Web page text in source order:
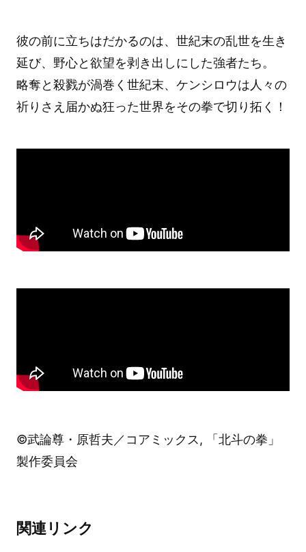
彼の前に立ちはだかるのは、世紀末の乱世を生き
延び、野心と欲望を剥き出しにした強者たち。
略奪と殺戮が渦巻く世紀末、ケンシロウは人々の
祈りさえ届かぬ狂った世界をその拳で切り拓く！
©武論尊・原哲夫／コアミックス, 「北斗の拳」
製作委員会
関連リンク